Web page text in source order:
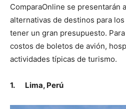
ComparaOnline se presentarán
alternativas de destinos para
tener un gran presupuesto.
costos de boletos de avión,
actividades típicas de turismo.
1. Lima, Perú